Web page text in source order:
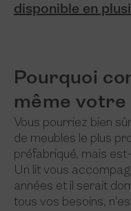
disponible en
Pourquoi
même votre
Vous pourriez bien
de meubles le plus
préfabriqué, mais
Un lit vous
années et il serait
tous vos besoins,